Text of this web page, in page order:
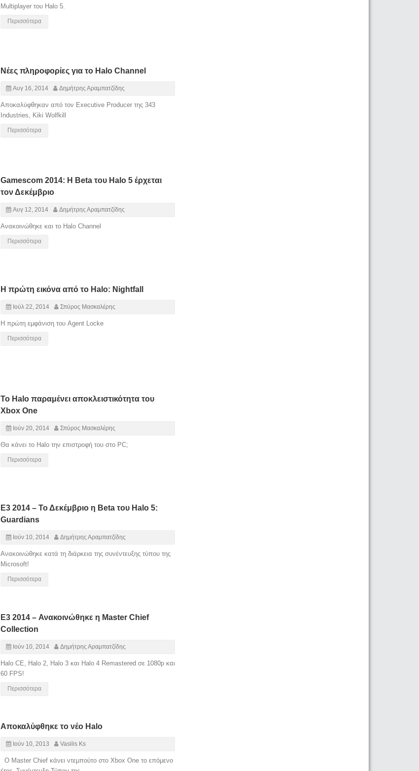
Multiplayer του Halo 5.
Περισσότερα
Νέες πληροφορίες για το Halo Channel
Αυγ 16, 2014 Δημήτρης Αραμπατζίδης
Αποκαλύφθηκαν από τον Executive Producer της 343
Industries, Kiki Wolfkill
Περισσότερα
Gamescom 2014: Η Beta του Halo 5 έρχεται
τον Δεκέμβριο
Αυγ 12, 2014 Δημήτρης Αραμπατζίδης
Ανακοινώθηκε και το Halo Channel
Περισσότερα
Η πρώτη εικόνα από το Halo: Nightfall
Ιούλ 22, 2014 Σπύρος Μασκαλέρης
Η πρώτη εμφάνιση του Agent Locke
Περισσότερα
Το Halo παραμένει αποκλειστικότητα του
Xbox One
Ιούν 20, 2014 Σπύρος Μασκαλέρης
Θα κάνει το Halo την επιστροφή του στο PC;
Περισσότερα
E3 2014 – Το Δεκέμβριο η Beta του Halo 5:
Guardians
Ιούν 10, 2014 Δημήτρης Αραμπατζίδης
Ανακοινώθηκε κατά τη διάρκεια της συνέντευξης τύπου της
Microsoft!
Περισσότερα
E3 2014 – Ανακοινώθηκε η Master Chief
Collection
Ιούν 10, 2014 Δημήτρης Αραμπατζίδης
Halo CE, Halo 2, Halo 3 και Halo 4 Remastered σε 1080p και
60 FPS!
Περισσότερα
Αποκαλύφθηκε το νέο Halo
Ιούν 10, 2013 Vasilis Ks
Ο Master Chief κάνει ντεμπούτο στο Xbox One το επόμενο